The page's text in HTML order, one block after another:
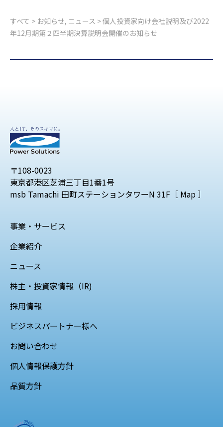
すべて > お知らせ, ニュース > 個人投資家向け会社説明及び2022
年12月期第２四半期決算説明会開催のお知らせ
〒108-0023
東京都港区芝浦三丁目1番1号
msb Tamachi 田町ステーションタワーN 31F［ Map ］
事業・サービス
企業紹介
ニュース
株主・投資家情報（IR)
採用情報
ビジネスパートナー様へ
お問い合わせ
個人情報保護方針
品質方針